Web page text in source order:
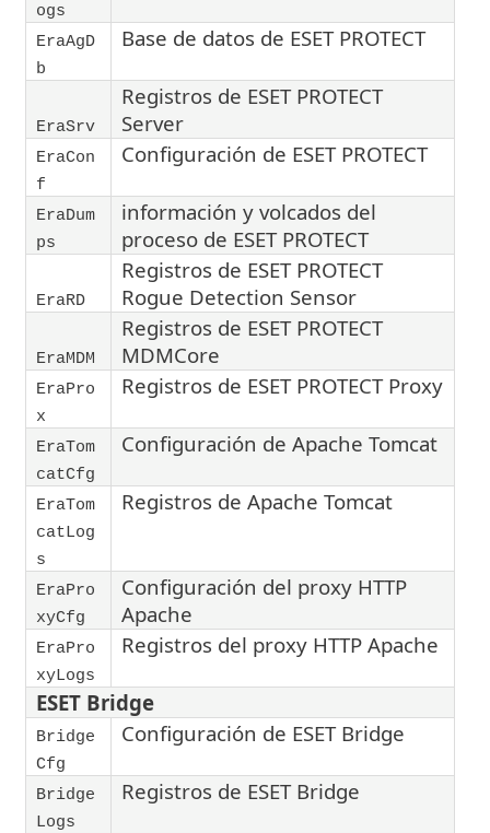
ogs
EraAgD
b
Base de datos de ESET PROTECT
EraSrv
Registros de ESET PROTECT
Server
EraCon
f
Configuración de ESET PROTECT
EraDum
ps
información y volcados del
proceso de ESET PROTECT
EraRD
Registros de ESET PROTECT
Rogue Detection Sensor
EraMDM
Registros de ESET PROTECT
MDMCore
EraPro
x
Registros de ESET PROTECT Proxy
EraTom
catCfg
Configuración de Apache Tomcat
EraTom
catLog
s
Registros de Apache Tomcat
EraPro
xyCfg
Configuración del proxy HTTP
Apache
EraPro
xyLogs
Registros del proxy HTTP Apache
ESET Bridge
Bridge
Cfg
Configuración de ESET Bridge
Bridge
Logs
Registros de ESET Bridge